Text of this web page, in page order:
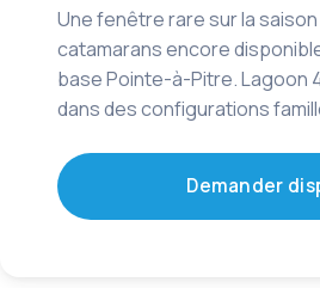
Une fenêtre rare sur la
catamarans encore
base Pointe-à-Pitre. Lagoon
dans des configurations
Demander